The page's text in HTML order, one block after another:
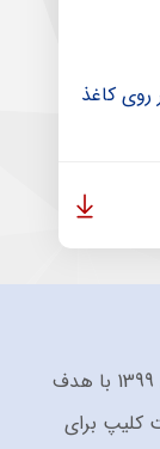
کاغذ
سایت پرو جی اف ایکس فعالیت خود را از سال 1399 با هدف
کلیپ برای